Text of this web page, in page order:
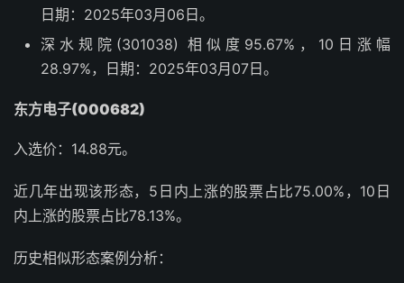
日期：2025年03月06日。
深水规院(301038) 相似度95.67%，10日涨幅
28.97%，日期：2025年03月07日。
东方电子(000682)
入选价：14.88元。
近几年出现该形态，5日内上涨的股票占比75.00%，10日
内上涨的股票占比78.13%。
历史相似形态案例分析：